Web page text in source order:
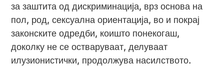
за заштита од дискриминација, врз основа на
пол, род, сексуална ориентација, во и покрај
законските одредби, коишто понекогаш,
доколку не се остваруваат, делуваат
илузионистички, продолжува насилството.